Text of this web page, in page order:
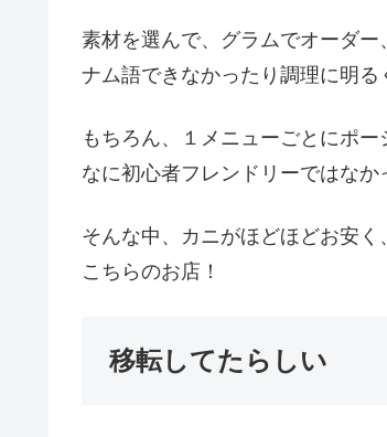
素材を選んで、グラムでオーダ
ナム語できなかったり調理に明
もちろん、１メニューごとにポ
なに初心者フレンドリーではなか
そんな中、カニがほどほどお安
こちらのお店！
移転してたらしい